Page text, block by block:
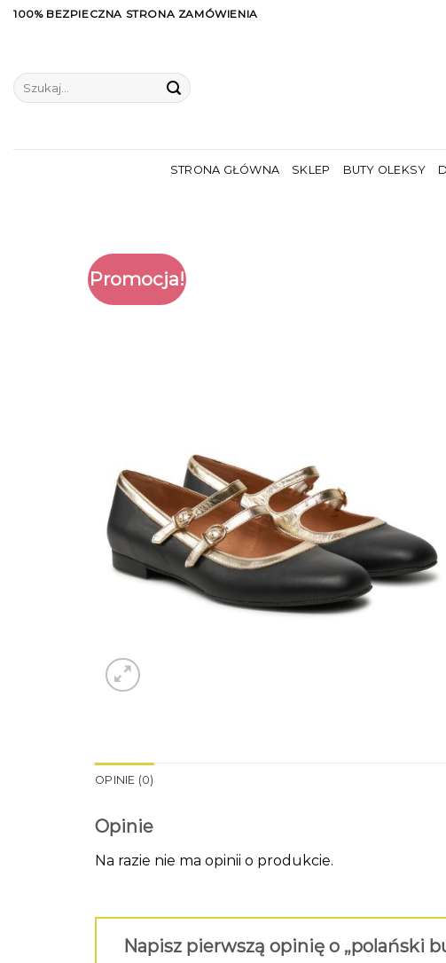
Skip100% BEZPIECZNA STRONA ZAMÓWIENIA
Szukaj:
STRONA GŁÓWNA SKLEP BUTY OLEKSY
Promocja!
OPINIE (0)
Opinie
Na razie nie ma opinii o produkcie.
Napisz pierwszą opinię o „polański